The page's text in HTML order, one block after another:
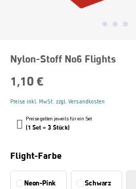
Nylon-Stoff No6 Flights
1,10 €
Preise inkl. MwSt. zzgl. Versandkosten
Preise gelten jeweils für ein Set
(1 Set = 3 Stück)
Flight-FarbeAuswählen
Neon-Pink Schwarz